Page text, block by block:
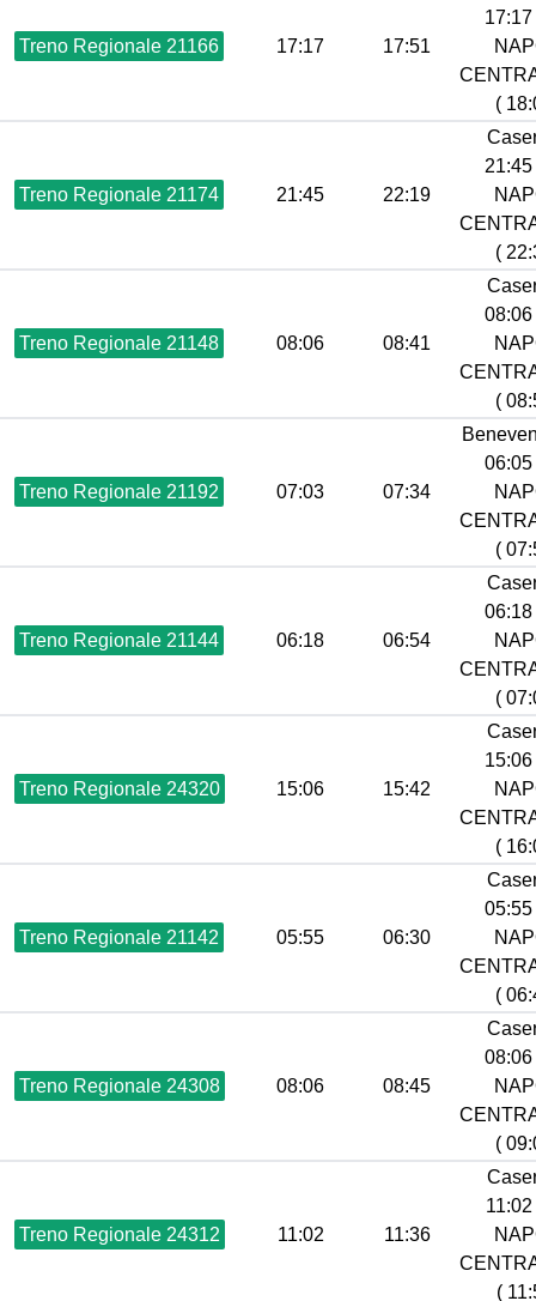
Treno Regionale 21166 17:17 17:51
17:17
(
Treno Regionale 21174 21:45 22:19
21:45
(
Treno Regionale 21148 08:06 08:41
08:06
(
Treno Regionale 21192 07:03 07:34
06:05
(
Treno Regionale 21144 06:18 06:54
06:18
(
Treno Regionale 24320 15:06 15:42
15:06
(
Treno Regionale 21142 05:55 06:30
05:55
(
Treno Regionale 24308 08:06 08:45
08:06
(
Treno Regionale 24312 11:02 11:36
11:02
(